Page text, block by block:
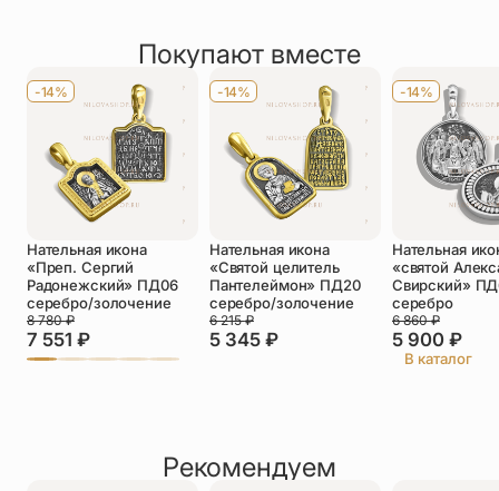
Оставить отзыв
Телефон*
Отзыв*
Прикрепить фото
Покупают вместе
-14%
Нательная икона
«Преп. Сергий
Радонежский» ПД06
серебро/золочение
7 551 ₽
8 780₽
-14%
Нательная икона
«Святой целитель
Пантелеймон» ПД20
серебро/золочение
5 345 ₽
6 215₽
-14%
Нательная
«святой
Свирский»
серебро
5 900 ₽
6 860₽
В каталог
Рекомендуем